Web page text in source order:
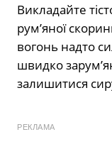
Викладайте
рум’яної
вогонь надто
швидко
залишитися
РЕКЛАМА